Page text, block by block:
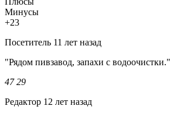
Минусы
+23
Посетитель 11 лет назад
"Рядом пивзавод, запахи с водоочистки."
47 29
Редактор 12 лет назад